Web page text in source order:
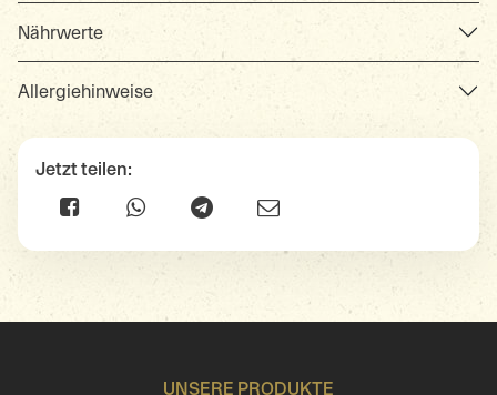
Nährwerte
Allergiehinweise
Jetzt teilen:
UNSERE PRODUKTE